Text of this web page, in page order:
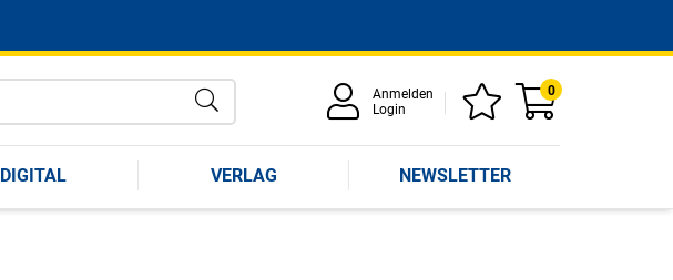
Anmelden
Login
0
DIGITAL VERLAG NEWSLETTER